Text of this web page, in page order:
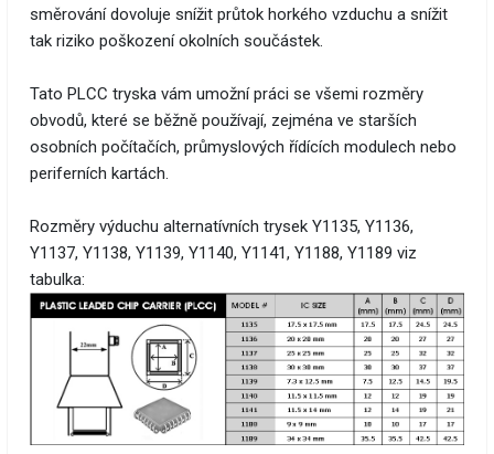
směrování dovoluje snížit průtok horkého vzduchu a snížit
tak riziko poškození okolních součástek.
Tato PLCC tryska vám umožní práci se všemi rozměry
obvodů, které se běžně používají, zejména ve starších
osobních počítačích, průmyslových řídících modulech nebo
periferních kartách.
Rozměry výduchu alternatívních trysek Y1135, Y1136,
Y1137, Y1138, Y1139, Y1140, Y1141, Y1188, Y1189 viz
tabulka: